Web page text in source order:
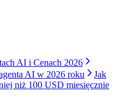
AI i Cenach 2026
AI w 2026 roku
Jak
niż 100 USD miesięcznie